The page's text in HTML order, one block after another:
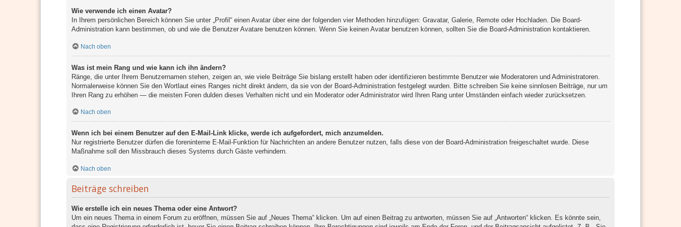
Wie verwende ich einen Avatar?
In Ihrem persönlichen Bereich können Sie unter „Profil“ einen Avatar über eine der folgenden vier Methoden hinzufügen: Gravatar, Galerie, Remote oder Hochladen. Die Board-
Administration kann bestimmen, ob und wie die Benutzer Avatare benutzen können. Wenn Sie keinen Avatar benutzen können, sollten Sie die Board-Administration kontaktieren.
Nach oben
Was ist mein Rang und wie kann ich ihn ändern?
Ränge, die unter Ihrem Benutzernamen stehen, zeigen an, wie viele Beiträge Sie bislang erstellt haben oder identifizieren bestimmte Benutzer wie Moderatoren und Administratoren.
Normalerweise können Sie den Wortlaut eines Ranges nicht direkt ändern, da sie von der Board-Administration festgelegt wurden. Bitte schreiben Sie keine sinnlosen Beiträge, nur um
Ihren Rang zu erhöhen — die meisten Foren dulden dieses Verhalten nicht und ein Moderator oder Administrator wird Ihren Rang unter Umständen einfach wieder zurücksetzen.
Nach oben
Wenn ich bei einem Benutzer auf den E-Mail-Link klicke, werde ich aufgefordert, mich anzumelden.
Nur registrierte Benutzer dürfen die foreninterne E-Mail-Funktion für Nachrichten an andere Benutzer nutzen, falls diese von der Board-Administration freigeschaltet wurde. Diese
Maßnahme soll den Missbrauch dieses Systems durch Gäste verhindern.
Nach oben
Beiträge schreiben
Wie erstelle ich ein neues Thema oder eine Antwort?
Um ein neues Thema in einem Forum zu eröffnen, müssen Sie auf „Neues Thema“ klicken. Um auf einen Beitrag zu antworten, müssen Sie auf „Antworten“ klicken. Es könnte sein,